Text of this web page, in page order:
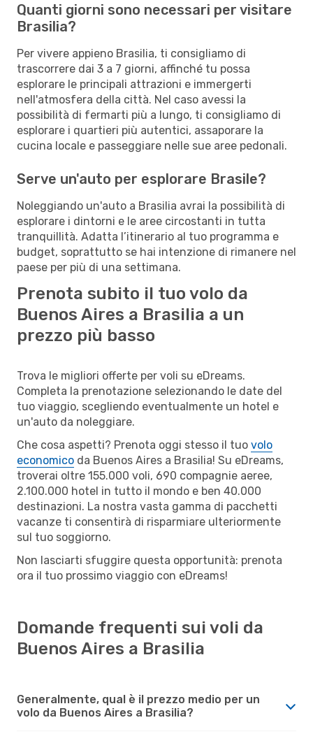
Quanti giorni sono necessari per visitare
Brasilia?
Per vivere appieno Brasilia, ti consigliamo di
trascorrere dai 3 a 7 giorni, affinché tu possa
esplorare le principali attrazioni e immergerti
nell'atmosfera della città. Nel caso avessi la
possibilità di fermarti più a lungo, ti consigliamo di
esplorare i quartieri più autentici, assaporare la
cucina locale e passeggiare nelle sue aree pedonali.
Serve un'auto per esplorare Brasile?
Noleggiando un'auto a Brasilia avrai la possibilità di
esplorare i dintorni e le aree circostanti in tutta
tranquillità. Adatta l’itinerario al tuo programma e
budget, soprattutto se hai intenzione di rimanere nel
paese per più di una settimana.
Prenota subito il tuo volo da
Buenos Aires a Brasilia a un
prezzo più basso
Trova le migliori offerte per voli su eDreams.
Completa la prenotazione selezionando le date del
tuo viaggio, scegliendo eventualmente un hotel e
un'auto da noleggiare.
Che cosa aspetti? Prenota oggi stesso il tuo volo
economico da Buenos Aires a Brasilia! Su eDreams,
troverai oltre 155.000 voli, 690 compagnie aeree,
2.100.000 hotel in tutto il mondo e ben 40.000
destinazioni. La nostra vasta gamma di pacchetti
vacanze ti consentirà di risparmiare ulteriormente
sul tuo soggiorno.
Non lasciarti sfuggire questa opportunità: prenota
ora il tuo prossimo viaggio con eDreams!
Domande frequenti sui voli da
Buenos Aires a Brasilia
Generalmente, qual è il prezzo medio per un
volo da Buenos Aires a Brasilia?